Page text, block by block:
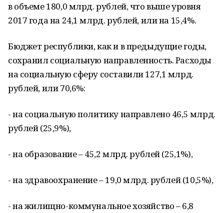
в объеме 180,0 млрд. рублей, что выше уровня
2017 года на 24,1 млрд. рублей, или на 15,4%.
Бюджет республики, как и в предыдущие годы,
сохранил социальную направленность. Расходы
на социальную сферу составили 127,1 млрд.
рублей, или 70,6%:
- на социальную политику направлено 46,5 млрд.
рублей (25,9%),
- на образование – 45,2 млрд. рублей (25,1%),
- на здравоохранение – 19,0 млрд. рублей (10,5%),
- на жилищно-коммунальное хозяйство – 6,8